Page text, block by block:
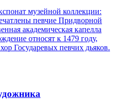
музейной коллекции:
певчие Придворной
академическая капелла
относят к 1479 году,
Государевых певчих дьяков.